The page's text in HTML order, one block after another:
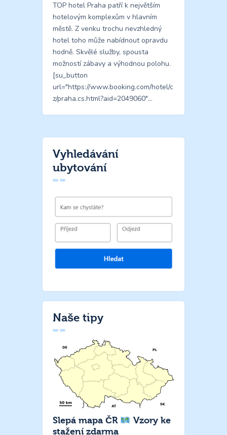
TOP hotel Praha patří k největším
hotelovým komplexům v hlavním
městě. Z venku trochu nevzhledný
hotel toho může nabídnout opravdu
hodně. Skvělé služby, spousta
možností zábavy a výhodnou polohu.
[su_button
url="https://www.booking.com/hotel/c
z/praha.cs.html?aid=2049060"…
Vyhledávání
ubytování
Naše tipy
Slepá mapa ČR
Vzory ke
stažení zdarma